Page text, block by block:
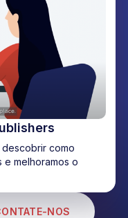
NOS
como
e melhoramos o